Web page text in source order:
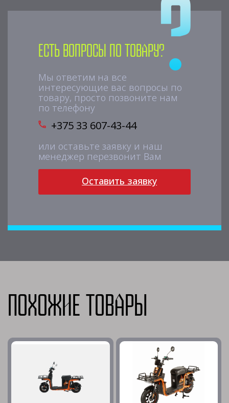
Есть вопросы по товару?
Мы ответим на все
интересующие вас вопросы по
товару, просто позвоните нам
по телефону
+375 33 607-43-44
или оставьте заявку и наш
менеджер перезвонит Вам
Оставить заявку
Похожие товары